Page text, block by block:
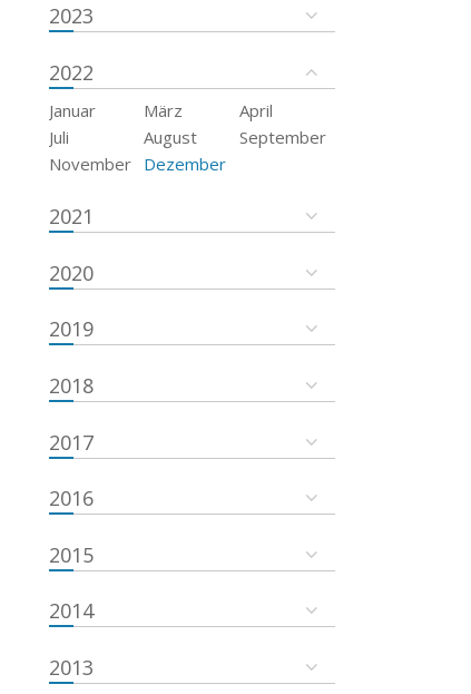
2023
2022
Januar März
April
Juli
August
September
November
Dezember
2021
2020
2019
2018
2017
2016
2015
2014
2013